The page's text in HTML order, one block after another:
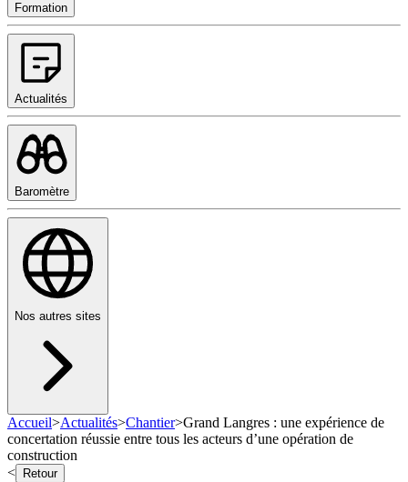
Formation
Actualités
Baromètre
Nos autres sites
Accueil>Actualités>Chantier>Grand Langres : une expérience de
concertation réussie entre tous les acteurs d’une opération de
construction
<
Retour